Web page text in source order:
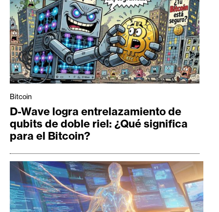
Bitcoin
D-Wave logra entrelazamiento de
qubits de doble riel: ¿Qué significa
para el Bitcoin?